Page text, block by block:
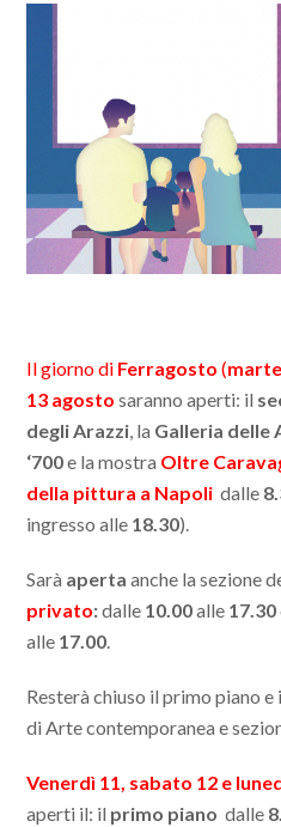
Il giorno di Ferragosto (
13 agosto saranno aperti: il
degli Arazzi, la Galleria delle
‘700e la mostra Oltre
della pittura a Napoli dalle
ingresso alle 18.30).
Sarà aperta anche la sezione
privato:dalle 10.00alle 17.30
alle 17.00.
Resterà chiuso il primo piano
di Arte contemporanea e
Venerdì 11, sabato 12 e
aperti il: il primo pianodalle